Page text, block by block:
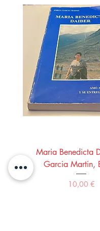
Maria Benedicta
Garcia Martin,
Precio
10,00 €